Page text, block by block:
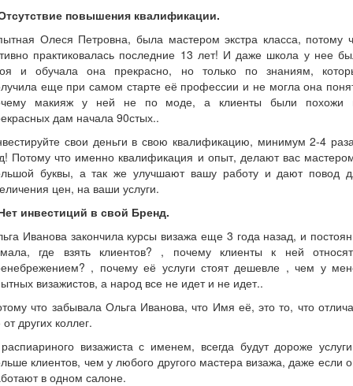
повышения квалификации.
Олеся Петровна, была мастером экстра класса, потому
практиковалась последние 13 лет! И даже школа у нее
и обучала она прекрасно, но только по знаниям,
еще при самом старте её профессии и не могла она
макияж у ней не по моде, а клиенты были похожи
дам начала 90стых..
свои деньги в свою квалификацию, минимум 2-4
Потому что именно квалификация и опыт, делают вас
буквы, а так же улучшают вашу работу и дают повод
цен, на ваши услуги.
инвестиций в свой Бренд.
Иванова закончила курсы визажа еще 3 года назад, и
где взять клиентов? , почему клиенты к ней
, почему её услуги стоят дешевле , чем у
визажистов, а народ все не идет и не идет..
что забывала Ольга Иванова, что Имя её, это то, что
других коллег.
визажиста с именем, всегда будут дороже
клиентов, чем у любого другого мастера визажа, даже если
в одном салоне.